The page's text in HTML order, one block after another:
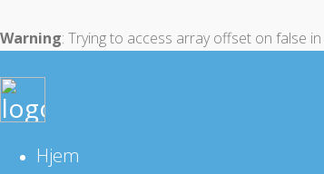
Warning: Trying to access array offset on false in
Hjem